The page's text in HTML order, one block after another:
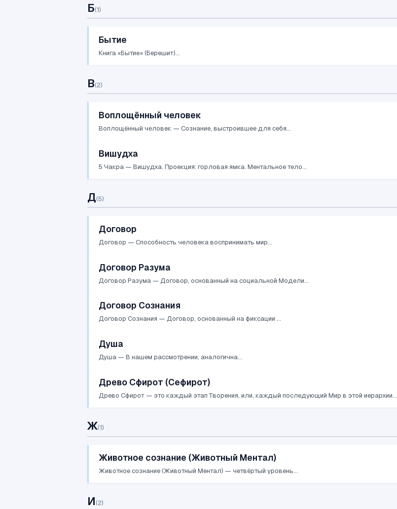
Б(1)
Бытие
Книга «Бытие» (Берешит)...
В(2)
Воплощённый человек
Воплощённый человек — Сознание, выстроившее для себя...
Вишудха
5 Чакра — Вишудха. Проекция: горловая ямка. Ментальное тело...
Д(5)
Договор
Договор — Способность человека воспринимать мир...
Договор Разума
Договор Разума — Договор, основанный на социальной Модели...
Договор Сознания
Договор Сознания — Договор, основанный на фиксации ...
Душа
Душа — В нашем рассмотрении, аналогична...
Древо Сфирот (Сефирот)
Древо Сфирот — это каждый этап Творения, или, каждый последующий Мир в этой иерархии...
Ж(1)
Животное сознание (Животный Ментал)
Животное сознание (Животный Ментал) — четвёртый уровень...
И(2)